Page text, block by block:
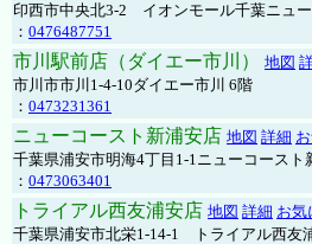
印西市中央北3-2 イオンモール千葉ニュ
： 0476487751
市川駅前店（ダイエー市川） 地図
市川市市川1-4-10ダイエー市川 6階
： 0473231361
ニューコースト新浦安店 地図 詳細
千葉県浦安市明海4丁目1-1ニューコースト
： 0473063401
トライアル西友浦安店 地図 詳細 お気
千葉県浦安市北栄1-14-1 トライアル西友